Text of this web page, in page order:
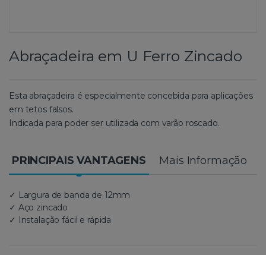
Abraçadeira em U Ferro Zincado
Esta abraçadeira é especialmente concebida para aplicações
em tetos falsos.
Indicada para poder ser utilizada com varão roscado.
PRINCIPAIS VANTAGENS Mais Informação
✓ Largura de banda de 12mm
✓ Aço zincado
✓ Instalação fácil e rápida